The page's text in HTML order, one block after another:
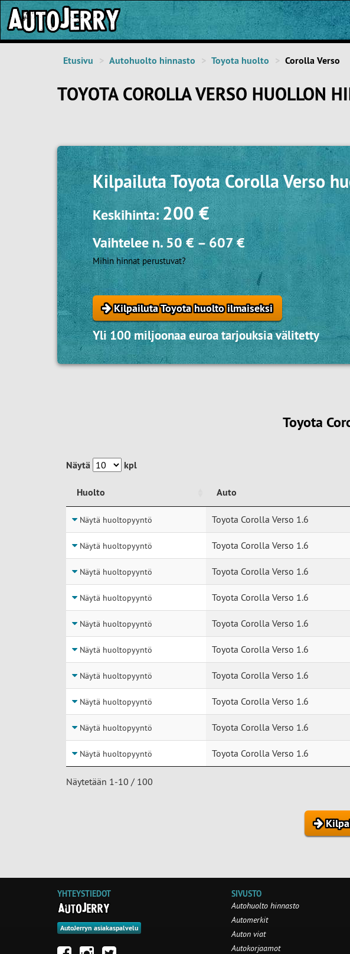
Etusivu Autohuolto hinnasto Toyota huolto Corolla Verso
TOYOTA COROLLA VERSO HUOLLON
KilpailutaToyota Corolla Verso
Keskihinta:200 €
Vaihtelee n.50 €– 607 €
Mihin hinnat perustuvat?
Kilpailuta Toyota huolto ilmaiseksi
Yli 100 miljoonaa euroa tarjouksia välitetty
Toyota
Näytä
kpl
Huolto Auto
Huolto
Auto
Näytä huoltopyyntö Toyota Corolla Verso 1.6
Näytä huoltopyyntö Toyota Corolla Verso 1.6
Näytä huoltopyyntö Toyota Corolla Verso 1.6
Näytä huoltopyyntö Toyota Corolla Verso 1.6
Näytä huoltopyyntö Toyota Corolla Verso 1.6
Näytä huoltopyyntö Toyota Corolla Verso 1.6
Näytä huoltopyyntö Toyota Corolla Verso 1.6
Näytä huoltopyyntö Toyota Corolla Verso 1.6
Näytä huoltopyyntö Toyota Corolla Verso 1.6
Näytä huoltopyyntö Toyota Corolla Verso 1.6
Näytetään 1-10 / 100
YHTEYSTIEDOT
AutoJerryn asiakaspalvelu
SIVUSTO
Autohuolto hinnasto
Automerkit
Auton viat
Autokorjaamot